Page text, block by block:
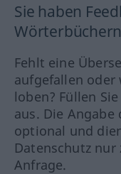
Sie haben
Fehlt eine
aufgefallen oder
loben? Füllen
aus. Die Angabe
optional und
Datenschutz
Anfrage.